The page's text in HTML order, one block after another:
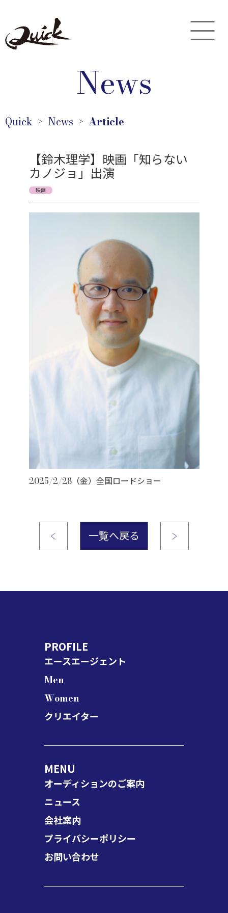
News
Quick ＞ News ＞ Article
【鈴木理学】映画「知らない
カノジョ」出演
映画
2025/2/28（金）全国ロードショー
一覧へ戻る
PROFILE
エースエージェント
Men
Women
クリエイター
MENU
オーディションのご案内
ニュース
会社案内
プライバシーポリシー
お問い合わせ